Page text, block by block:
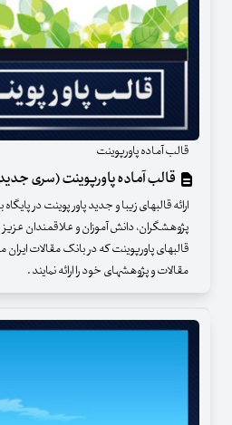
قالب آماده پاورپوینت
قالب آماده پاورپوینت (سری جدید
ارائه قالبهای زیبا و جدید پاور پوینت در
پژوهشگران، دانش آموزان و علاقمندان عزیز
قالبهای پاورپوینت که در بانک مقالات
مقالات و پژوهشهای خود را ارائه نمایند .